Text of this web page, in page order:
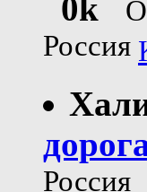
0k
Россия